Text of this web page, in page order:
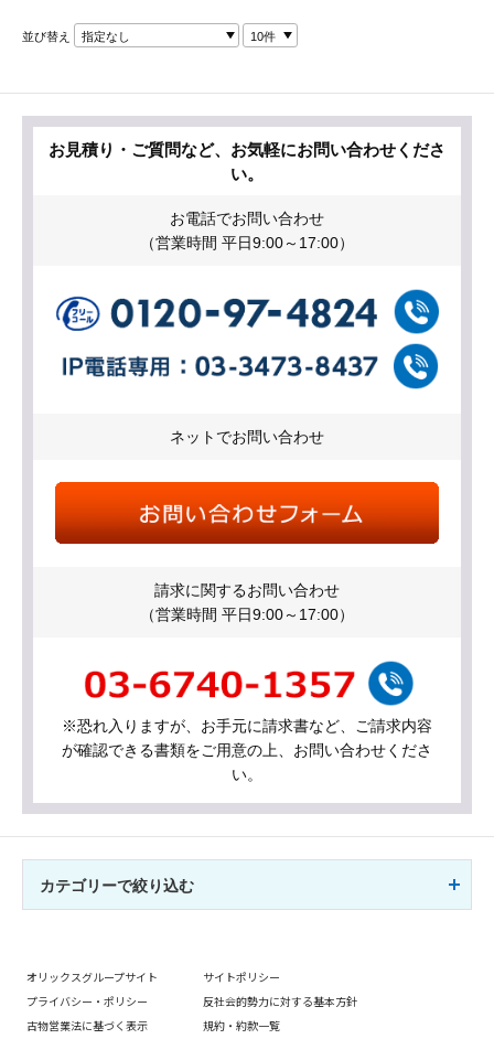
並び替え 指定なし 10件
お見積り・ご質問など、お気軽にお問い合わせくださ
い。
お電話でお問い合わせ
（営業時間 平日9:00～17:00）
ネットでお問い合わせ
請求に関するお問い合わせ
（営業時間 平日9:00～17:00）
※恐れ入りますが、お手元に請求書など、ご請求内容
が確認できる書類をご用意の上、お問い合わせくださ
い。
カテゴリーで絞り込む
オリックスグループサイト
サイトポリシー
プライバシー・ポリシー
反社会的勢力に対する基本方針
古物営業法に基づく表示
規約・約款一覧